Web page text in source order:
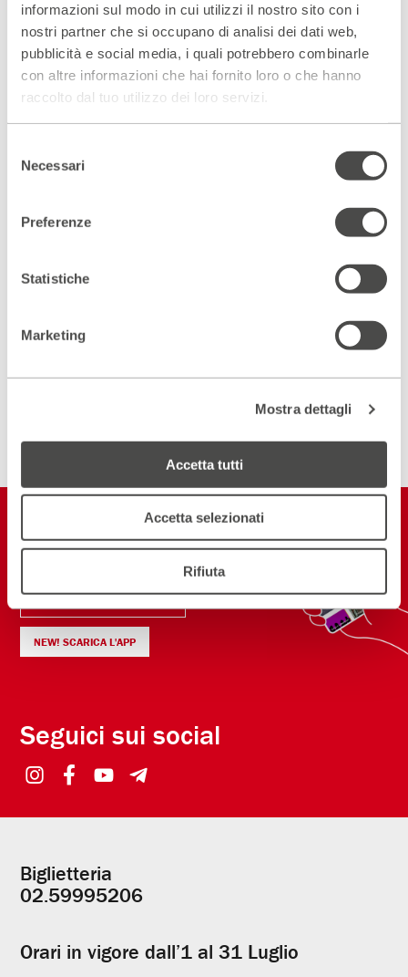
informazioni sul modo in cui utilizzi il nostro sito con i
nostri partner che si occupano di analisi dei dati web,
pubblicità e social media, i quali potrebbero combinarle
con altre informazioni che hai fornito loro o che hanno
raccolto dal tuo utilizzo dei loro servizi.
delNecessari
Preferenze
Statistiche
Marketing
Mostra dettagli
Accetta tutti
Accetta selezionati
Rifiuta
curato per EinaudiIl libro di Morgan(2015) e tradotto saggi
di filosofi francesi contemporanei come Baldine Saint-Girons
e Jean-Jacques Wunenburger. Collabora con la rivista online
Alberoni Magazine e con il mensile LEI Style, per cui cura la
rubrica Corpo di Bacco: l’arte dell’incantamento. Come
violoncellista ha lavorato con molti artisti italiani e stranieri
tra cui Afterhours, Bluvertigo, David Byrne, John Parish,
Cesare Basile, Soledonna, Cristina Donà.
DIVENTA PARTNER
Restiamo in
contatto
NEW! SCARICA L'APP
Seguici sui social
Informazioni
utili
Biglietteria
02.59995206
Orari in vigore dall’1 al 31 Luglio